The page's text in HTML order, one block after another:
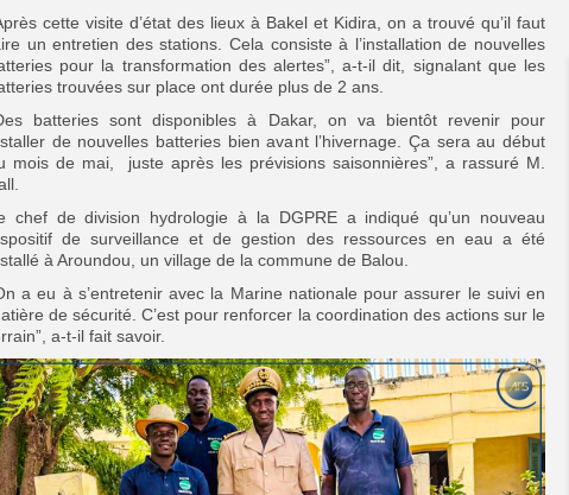
cette visite d’état des lieux à Bakel et Kidira, on a trouvé qu’il faut
un entretien des stations. Cela consiste à l’installation de nouvelles
pour la transformation des alertes”, a-t-il dit, signalant que les
trouvées sur place ont durée plus de 2 ans.
batteries sont disponibles à Dakar, on va bientôt revenir pour
de nouvelles batteries bien avant l’hivernage. Ça sera au début
mois de mai, juste après les prévisions saisonnières”, a rassuré M.
chef de division hydrologie à la DGPRE a indiqué qu’un nouveau
de surveillance et de gestion des ressources en eau a été
à Aroundou, un village de la commune de Balou.
a eu à s’entretenir avec la Marine nationale pour assurer le suivi en
de sécurité. C’est pour renforcer la coordination des actions sur le
a-t-il fait savoir.